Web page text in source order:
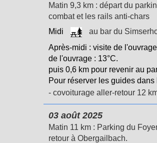
Matin 9,3 km : départ du
combat et les rails anti-chars
Midi
au bar du
Après-midi : visite de
de l'ouvrage : 13°C.
puis 0,6 km pour revenir au
Pour réserver les guides dans
- covoiturage aller-retour 12
03 août 2025
Matin 11 km : Parking du
retour à Obergailbach.